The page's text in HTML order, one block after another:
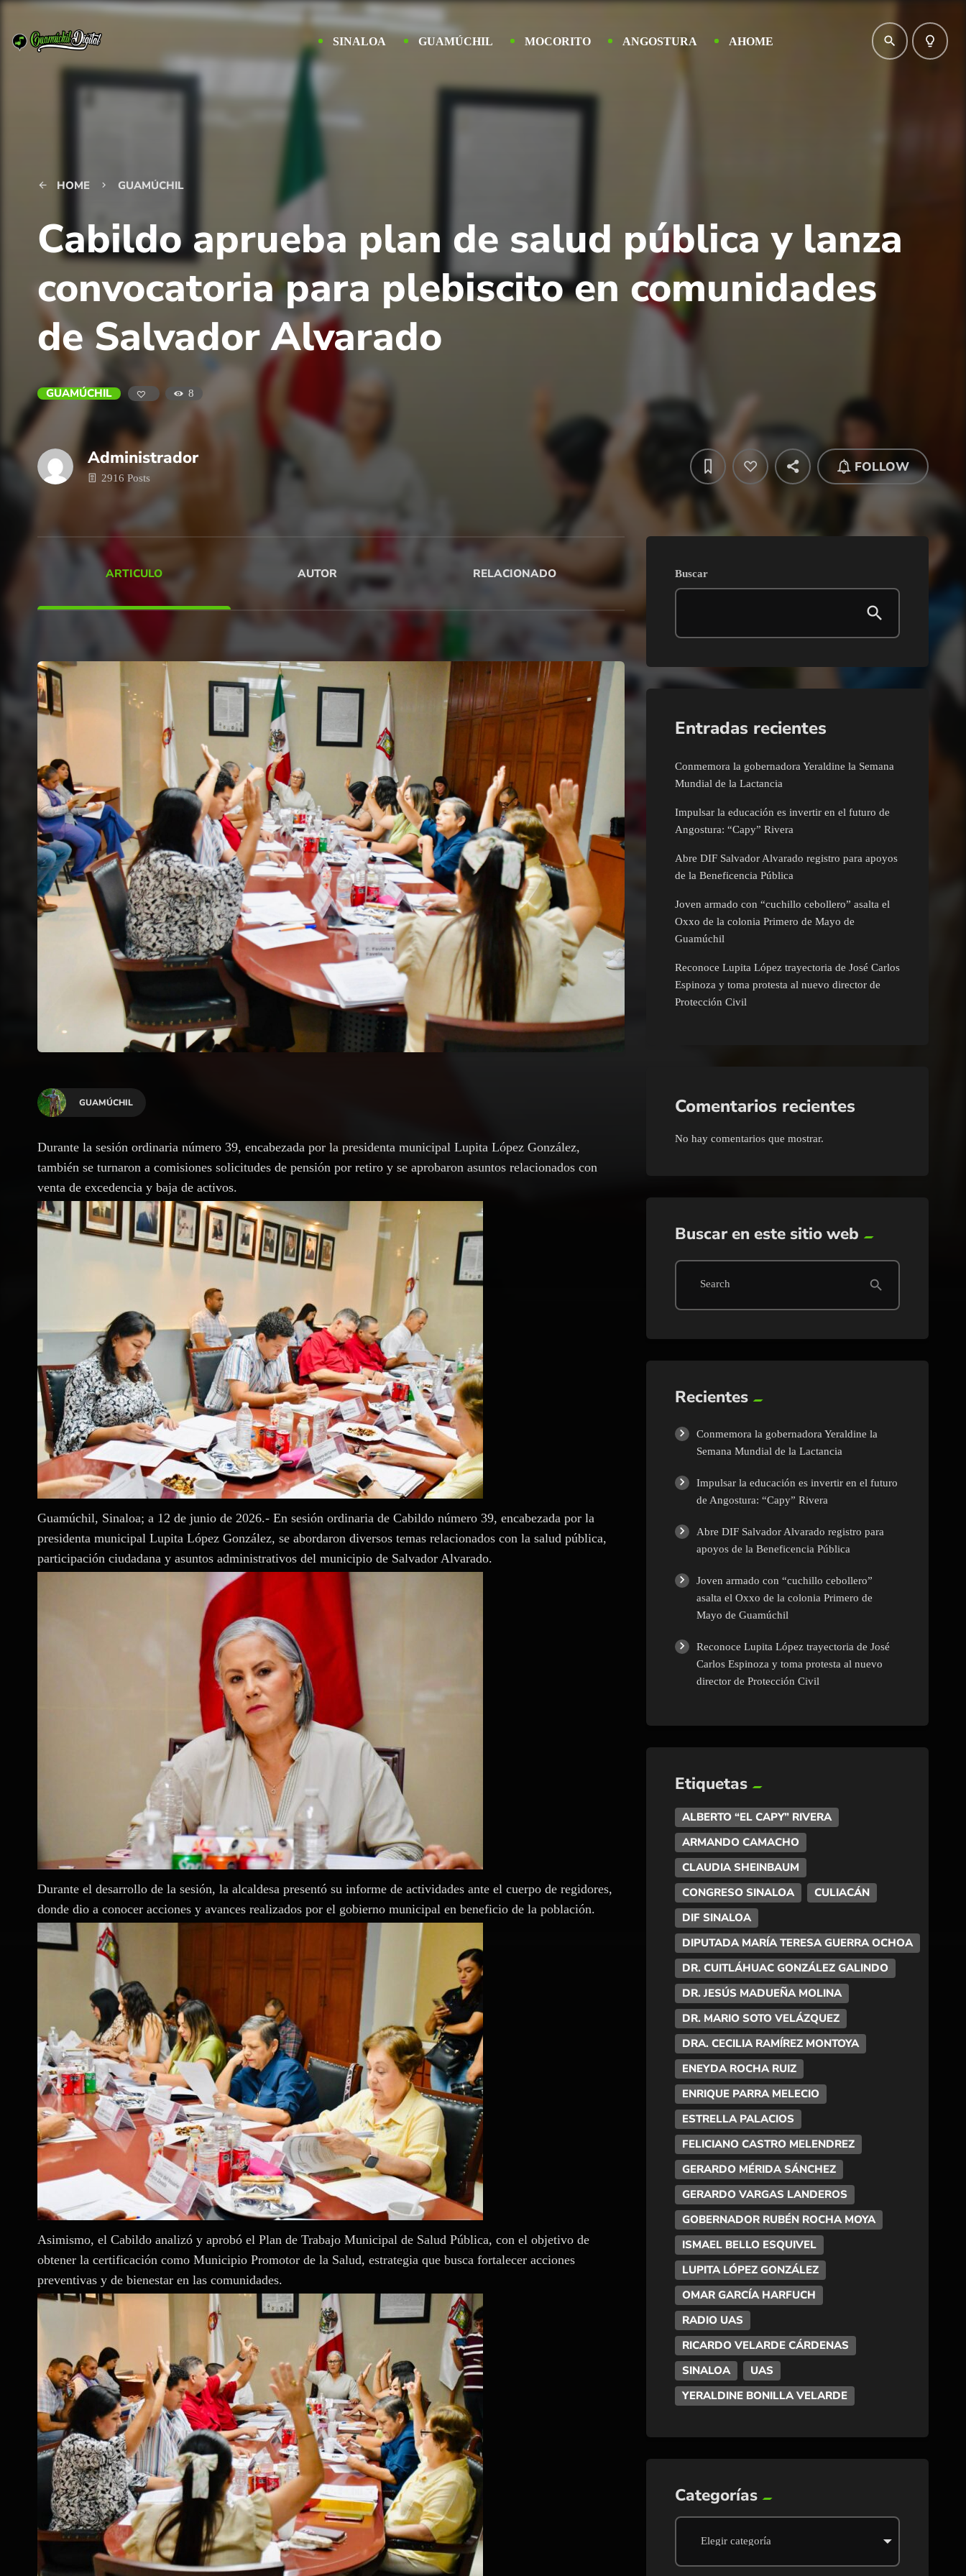
SINALOA GUAMÚCHIL MOCORITO ANGOSTURA AHOME search lightbulb_outline
arrow_back HOME keyboard_arrow_right GUAMÚCHIL
Cabildo aprueba plan de salud pública y lanza
convocatoria para plebiscito en comunidades
de Salvador Alvarado
GUAMÚCHIL 8
Administrador
2916 Posts
FOLLOW
ARTICULO AUTOR RELACIONADO
GUAMÚCHIL
Durante la sesión ordinaria número 39, encabezada por la presidenta municipal Lupita López González,
también se turnaron a comisiones solicitudes de pensión por retiro y se aprobaron asuntos relacionados con
venta de excedencia y baja de activos.
Guamúchil, Sinaloa; a 12 de junio de 2026.- En sesión ordinaria de Cabildo número 39, encabezada por la
presidenta municipal Lupita López González, se abordaron diversos temas relacionados con la salud pública,
participación ciudadana y asuntos administrativos del municipio de Salvador Alvarado.
Durante el desarrollo de la sesión, la alcaldesa presentó su informe de actividades ante el cuerpo de regidores,
donde dio a conocer acciones y avances realizados por el gobierno municipal en beneficio de la población.
Asimismo, el Cabildo analizó y aprobó el Plan de Trabajo Municipal de Salud Pública, con el objetivo de
obtener la certificación como Municipio Promotor de la Salud, estrategia que busca fortalecer acciones
preventivas y de bienestar en las comunidades.
Buscar
Entradas recientes
Conmemora la gobernadora Yeraldine la Semana
Mundial de la Lactancia
Impulsar la educación es invertir en el futuro de
Angostura: “Capy” Rivera
Abre DIF Salvador Alvarado registro para apoyos
de la Beneficencia Pública
Joven armado con “cuchillo cebollero” asalta el
Oxxo de la colonia Primero de Mayo de
Guamúchil
Reconoce Lupita López trayectoria de José Carlos
Espinoza y toma protesta al nuevo director de
Protección Civil
Comentarios recientes
No hay comentarios que mostrar.
Buscar en este sitio web
Search search
Recientes
Conmemora la gobernadora Yeraldine la
Semana Mundial de la Lactancia
Impulsar la educación es invertir en el futuro
de Angostura: “Capy” Rivera
Abre DIF Salvador Alvarado registro para
apoyos de la Beneficencia Pública
Joven armado con “cuchillo cebollero”
asalta el Oxxo de la colonia Primero de
Mayo de Guamúchil
Reconoce Lupita López trayectoria de José
Carlos Espinoza y toma protesta al nuevo
director de Protección Civil
Etiquetas
ALBERTO “EL CAPY” RIVERA
ARMANDO CAMACHO
CLAUDIA SHEINBAUM
CONGRESO SINALOA
CULIACÁN
DIF SINALOA
DIPUTADA MARÍA TERESA GUERRA OCHOA
DR. CUITLÁHUAC GONZÁLEZ GALINDO
DR. JESÚS MADUEÑA MOLINA
DR. MARIO SOTO VELÁZQUEZ
DRA. CECILIA RAMÍREZ MONTOYA
ENEYDA ROCHA RUIZ
ENRIQUE PARRA MELECIO
ESTRELLA PALACIOS
FELICIANO CASTRO MELENDREZ
GERARDO MÉRIDA SÁNCHEZ
GERARDO VARGAS LANDEROS
GOBERNADOR RUBÉN ROCHA MOYA
ISMAEL BELLO ESQUIVEL
LUPITA LÓPEZ GONZÁLEZ
OMAR GARCÍA HARFUCH
RADIO UAS
RICARDO VELARDE CÁRDENAS
SINALOA
UAS
YERALDINE BONILLA VELARDE
Categorías